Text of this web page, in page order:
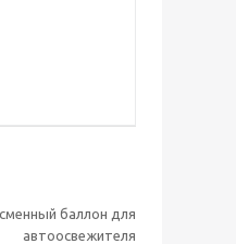
сменный баллон для
автоосвежителя